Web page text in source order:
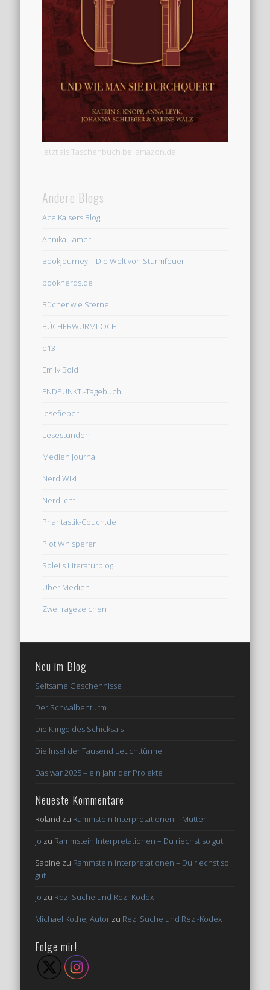
Jetzt als Taschenbuch bei amazon.de
Andere Blogs
Ace Kaisers Blog
Annika Lamer
Bookjourney – Die Welt von Sturmfeuer
booknerds.de
Bücher wie Sterne
BÜCHERWURMLOCH
e13
Emily Bold
ENDPUNKT -Tagebuch
lesefieber
Lesestunden
Medien Journal
Nerd Wiki
Nerdlicht
Phantastik-Couch.de
Plot Whisperer
Soleils Literaturblog
Über Medien
Zweifragezeichen
Neu im Blog
Seltsame Geschehnisse
Der Schwalbenturm
Die Klinge des Schicksals
Die Insel der Tausend Leuchttürme
Das war 2025 – ein Jahr der Projekte
Neueste Kommentare
Roland zu Rammstein Interpretationen – Mutter
Jo zu Rammstein Interpretationen – Du riechst so gut
Sabine zu Rammstein Interpretationen – Du riechst so
gut
Jo zu Rezi Suche und Rezi-Kodex
Michael Kothe, Autor zu Rezi Suche und Rezi-Kodex
Folge mir!